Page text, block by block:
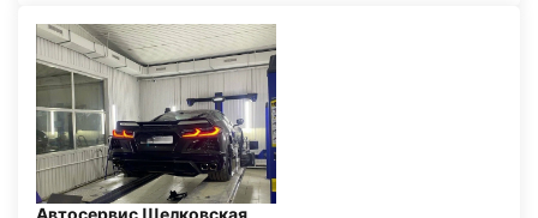
Автосервис Щелковская